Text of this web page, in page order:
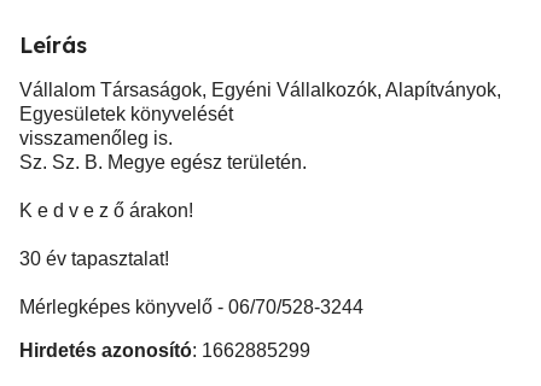
Leírás
Vállalom Társaságok, Egyéni Vállalkozók, Alapítványok,
Egyesületek könyvelését
visszamenőleg is.
Sz. Sz. B. Megye egész területén.
K e d v e z ő árakon!
30 év tapasztalat!
Mérlegképes könyvelő - 06/70/528-3244
Hirdetés azonosító: 1662885299